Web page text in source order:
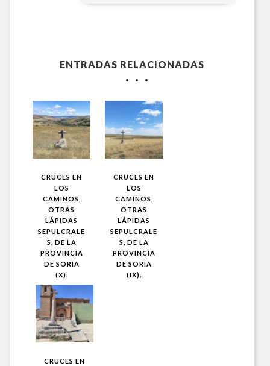
ENTRADAS RELACIONADAS
CRUCES EN
LOS
CAMINOS,
OTRAS
LÁPIDAS
SEPULCRALE
S, DE LA
PROVINCIA
DE SORIA
(X).
CRUCES EN
LOS
CAMINOS,
OTRAS
LÁPIDAS
SEPULCRALE
S, DE LA
PROVINCIA
DE SORIA
(IX).
CRUCES EN